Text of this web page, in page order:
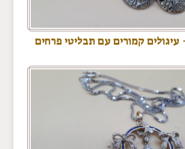
קמורים עם תבליטי פרחים